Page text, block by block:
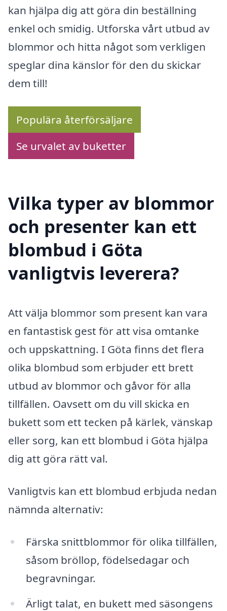
kan hjälpa dig att göra din beställning
enkel och smidig. Utforska vårt utbud av
blommor och hitta något som verkligen
speglar dina känslor för den du skickar
dem till!
Populära återförsäljare
Se urvalet av buketter
Vilka typer av blommor
och presenter kan ett
blombud i Göta
vanligtvis leverera?
Att välja blommor som present kan vara
en fantastisk gest för att visa omtanke
och uppskattning. I Göta finns det flera
olika blombud som erbjuder ett brett
utbud av blommor och gåvor för alla
tillfällen. Oavsett om du vill skicka en
bukett som ett tecken på kärlek, vänskap
eller sorg, kan ett blombud i Göta hjälpa
dig att göra rätt val.
Vanligtvis kan ett blombud erbjuda nedan
nämnda alternativ:
Färska snittblommor för olika tillfällen,
såsom bröllop, födelsedagar och
begravningar.
Ärligt talat, en bukett med säsongens